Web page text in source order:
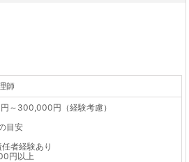
師
～300,000円（経験考慮）
目安
者経験あり
円以上